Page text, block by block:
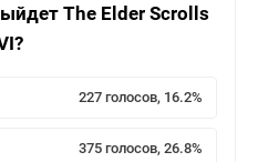
The Elder Scrolls
227 голосов, 16.2%
375 голосов, 26.8%